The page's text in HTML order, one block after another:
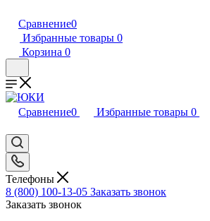
Сравнение0
Избранные товары 0
Корзина 0
Сравнение0 Избранные товары 0
Телефоны
8 (800) 100-13-05 Заказать звонок
Заказать звонок